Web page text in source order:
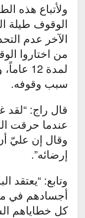
ولأتباع هذه
الوقوف طيلة
الآخر عدم
من اختاروا
لمدة
سبب وقوفه.
قال راج:
عندما حرقت
وقال إن عليّ
إرضائه”.
وتابع: “يعتقد
أجسادهم في
كل خطاياهم